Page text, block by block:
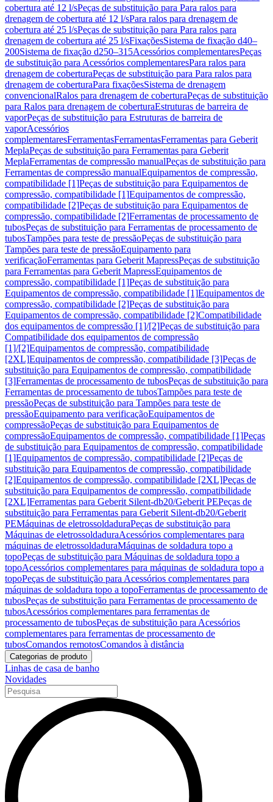
cobertura até 12 l/sPeças de substituição para Para ralos para
drenagem de cobertura até 12 l/sPara ralos para drenagem de
cobertura até 25 l/sPeças de substituição para Para ralos para
drenagem de cobertura até 25 l/sFixaçõesSistema de fixação d40–
200Sistema de fixação d250–315Acessórios complementaresPeças
de substituição para Acessórios complementaresPara ralos para
drenagem de coberturaPeças de substituição para Para ralos para
drenagem de coberturaPara fixaçõesSistema de drenagem
convencionalRalos para drenagem de coberturaPeças de substituição
para Ralos para drenagem de coberturaEstruturas de barreira de
vaporPeças de substituição para Estruturas de barreira de
vaporAcessórios
complementaresFerramentasFerramentasFerramentas para Geberit
MeplaPeças de substituição para Ferramentas para Geberit
MeplaFerramentas de compressão manualPeças de substituição para
Ferramentas de compressão manualEquipamentos de compressão,
compatibilidade [1]Peças de substituição para Equipamentos de
compressão, compatibilidade [1]Equipamentos de compressão,
compatibilidade [2]Peças de substituição para Equipamentos de
compressão, compatibilidade [2]Ferramentas de processamento de
tubosPeças de substituição para Ferramentas de processamento de
tubosTampões para teste de pressãoPeças de substituição para
Tampões para teste de pressãoEquipamento para
verificaçãoFerramentas para Geberit MapressPeças de substituição
para Ferramentas para Geberit MapressEquipamentos de
compressão, compatibilidade [1]Peças de substituição para
Equipamentos de compressão, compatibilidade [1]Equipamentos de
compressão, compatibilidade [2]Peças de substituição para
Equipamentos de compressão, compatibilidade [2]Compatibilidade
dos equipamentos de compressão [1]/[2]Peças de substituição para
Compatibilidade dos equipamentos de compressão
[1]/[2]Equipamentos de compressão, compatibilidade
[2XL]Equipamentos de compressão, compatibilidade [3]Peças de
substituição para Equipamentos de compressão, compatibilidade
[3]Ferramentas de processamento de tubosPeças de substituição para
Ferramentas de processamento de tubosTampões para teste de
pressãoPeças de substituição para Tampões para teste de
pressãoEquipamento para verificaçãoEquipamentos de
compressãoPeças de substituição para Equipamentos de
compressãoEquipamentos de compressão, compatibilidade [1]Peças
de substituição para Equipamentos de compressão, compatibilidade
[1]Equipamentos de compressão, compatibilidade [2]Peças de
substituição para Equipamentos de compressão, compatibilidade
[2]Equipamentos de compressão, compatibilidade [2XL]Peças de
substituição para Equipamentos de compressão, compatibilidade
[2XL]Ferramentas para Geberit Silent-db20/Geberit PEPeças de
substituição para Ferramentas para Geberit Silent-db20/Geberit
PEMáquinas de eletrossoldaduraPeças de substituição para
Máquinas de eletrossoldaduraAcessórios complementares para
máquinas de eletrossoldaduraMáquinas de soldadura topo a
topoPeças de substituição para Máquinas de soldadura topo a
topoAcessórios complementares para máquinas de soldadura topo a
topoPeças de substituição para Acessórios complementares para
máquinas de soldadura topo a topoFerramentas de processamento de
tubosPeças de substituição para Ferramentas de processamento de
tubosAcessórios complementares para ferramentas de
processamento de tubosPeças de substituição para Acessórios
complementares para ferramentas de processamento de
tubosComandos remotosComandos à distância
Categorias de produto
Linhas de casa de banho
Novidades